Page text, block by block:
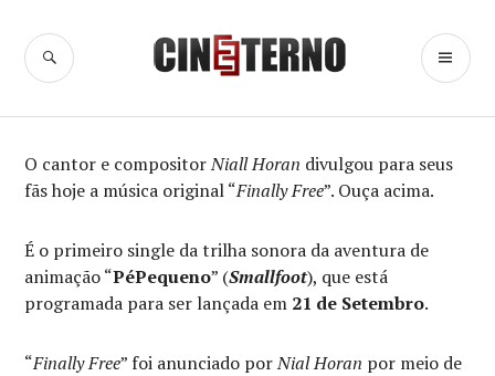
para
conteúdo
Cine Eterno
BUSCA
O cantor e compositorNiall Horan divulgou para seus
fãs hoje a música original “Finally Free”. Ouça acima.
É o primeiro single da trilha sonora da aventura de
animação “PéPequeno” (Smallfoot), que está
programada para ser lançada em 21 de Setembro.
“Finally Free” foi anunciado porNial Horan por meio de